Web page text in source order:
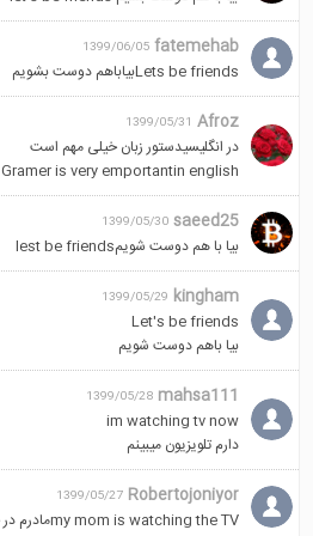
fatemehab
1399/06/05
Lets be friendsبیاباهم دوست بشویم
Afroz
1399/05/31
در انگلیسیدستور زبان خیلی مهم است
Gramer is very emportantin english
saeed25
1399/05/30
بیا با هم دوست شویمlest be friends
kingham
1399/05/29
Let's be friends
بیا باهم دوست شویم
mahsa111
1399/05/28
im watching tv now
دارم تلویزیون میبینم
Robertojoniyor
1399/05/27
my mom is watching the TVمادرم در حال تماشای تلویزیون است